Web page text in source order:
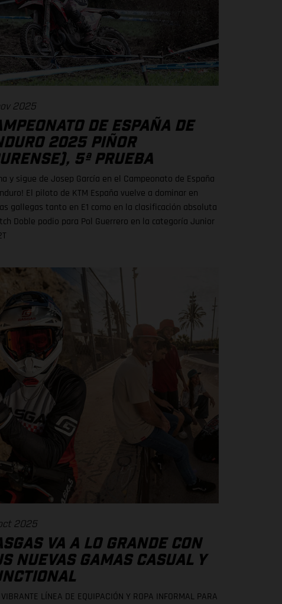
2025
DE ESPAÑA DE
2025 PIÑOR
5ª PRUEBA
y sigue de Josep García en el Campeonato de España
El piloto de KTM España vuelve a dominar en
gallegas tanto en E1 como en la clasificación absoluta
Doble podio para Pol Guerrero en la categoría Junior
2025
VA A LO GRANDE CON
NUEVAS GAMAS CASUAL Y
LÍNEA DE EQUIPACIÓN Y ROPA INFORMAL PARA